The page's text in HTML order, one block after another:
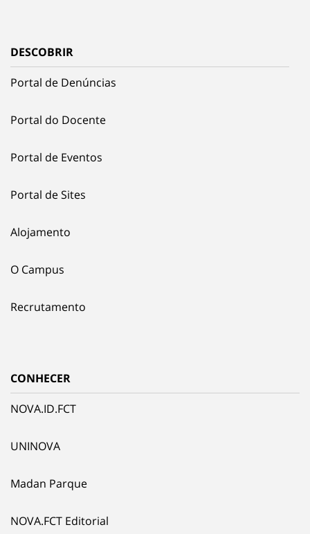
DESCOBRIR
Portal de Denúncias
Portal do Docente
Portal de Eventos
Portal de Sites
Alojamento
O Campus
Recrutamento
CONHECER
NOVA.ID.FCT
UNINOVA
Madan Parque
NOVA.FCT Editorial